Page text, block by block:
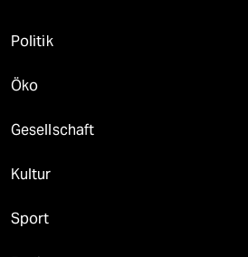
Politik
Öko
Gesellschaft
Kultur
Sport